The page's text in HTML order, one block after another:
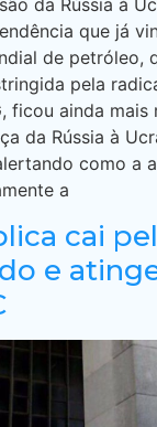
da Rússia à
que já
de petróleo,
pela
ficou ainda
da Rússia à
como a
a
cai
e